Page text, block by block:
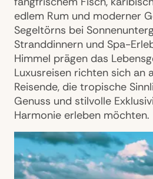
edlem Rum und moderner
Segeltörns bei
Stranddinnern und Spa-
Himmel prägen das
Luxusreisen richten sich an
Reisende, die tropische
Genuss und stilvolle
Harmonie erleben möchten.